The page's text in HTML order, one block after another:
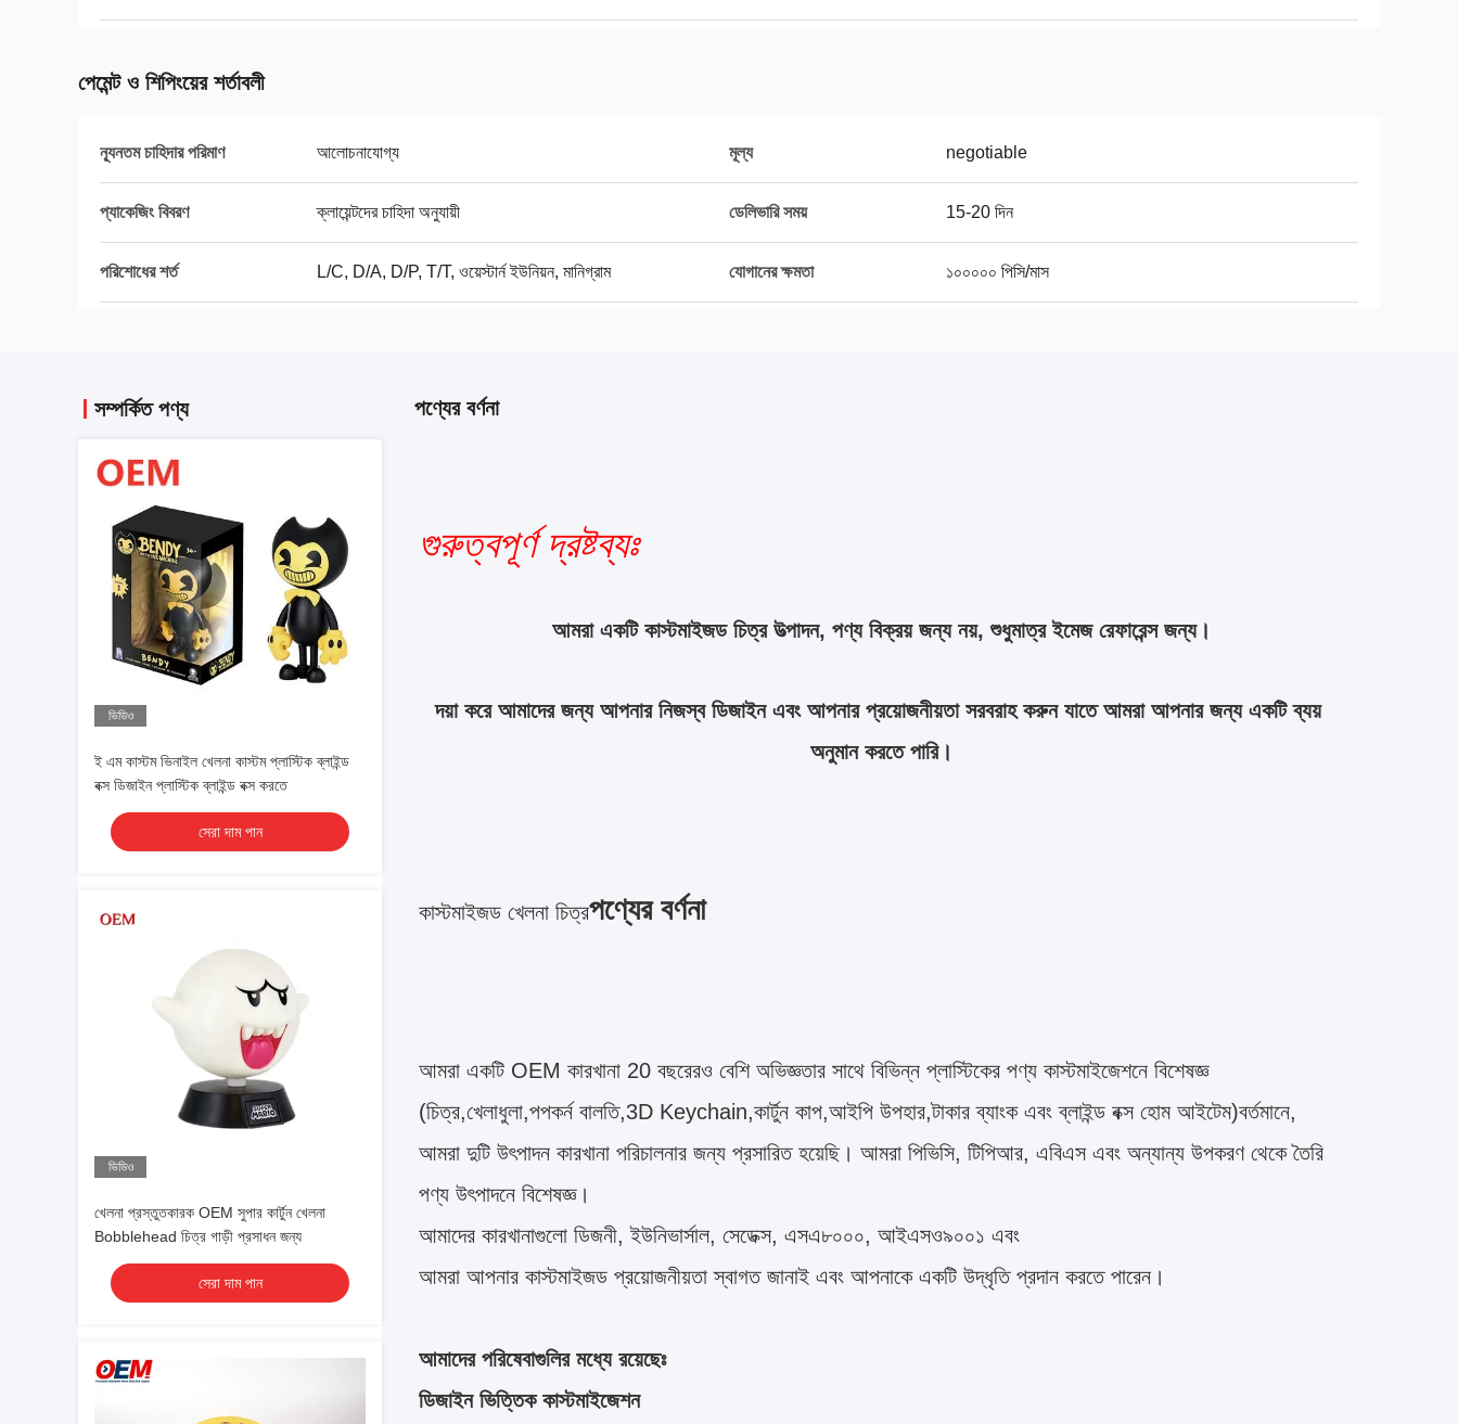
পেমেন্ট ও শিপিংয়ের শর্তাবলী
ন্যূনতম চাহিদার পরিমাণ আলোচনাযোগ্য মূল্য negotiable
প্যাকেজিং বিবরণ ক্লায়েন্টদের চাহিদা অনুযায়ী ডেলিভারি সময় 15-20 দিন
পরিশোধের শর্ত L/C, D/A, D/P, T/T, ওয়েস্টার্ন ইউনিয়ন, মানিগ্রাম যোগানের ক্ষমতা ১০০০০০ পিসি/মাস
সম্পর্কিত পণ্য
ভিডিও
ই এম কাস্টম ভিনাইল খেলনা কাস্টম প্লাস্টিক ব্লাইন্ড
বক্স ডিজাইন প্লাস্টিক ব্লাইন্ড বক্স করতে
সেরা দাম পান
ভিডিও
খেলনা প্রস্তুতকারক OEM সুপার কার্টুন খেলনা
Bobblehead চিত্র গাড়ী প্রসাধন জন্য
সেরা দাম পান
পণ্যের বর্ণনা
গুরুত্বপূর্ণ দ্রষ্টব্যঃ
আমরা একটি কাস্টমাইজড চিত্র উত্পাদন, পণ্য বিক্রয় জন্য নয়, শুধুমাত্র ইমেজ রেফারেন্স জন্য।
দয়া করে আমাদের জন্য আপনার নিজস্ব ডিজাইন এবং আপনার প্রয়োজনীয়তা সরবরাহ করুন যাতে আমরা আপনার জন্য একটি ব্যয়
অনুমান করতে পারি।
কাস্টমাইজড খেলনা চিত্রপণ্যের বর্ণনা
আমরা একটি OEM কারখানা 20 বছরেরও বেশি অভিজ্ঞতার সাথে বিভিন্ন প্লাস্টিকের পণ্য কাস্টমাইজেশনে বিশেষজ্ঞ
(চিত্র,খেলাধুলা,পপকর্ন বালতি,3D Keychain,কার্টুন কাপ,আইপি উপহার,টাকার ব্যাংক এবং ব্লাইন্ড বক্স হোম আইটেম)বর্তমানে,
আমরা দুটি উৎপাদন কারখানা পরিচালনার জন্য প্রসারিত হয়েছি। আমরা পিভিসি, টিপিআর, এবিএস এবং অন্যান্য উপকরণ থেকে তৈরি
পণ্য উৎপাদনে বিশেষজ্ঞ।
আমাদের কারখানাগুলো ডিজনী, ইউনিভার্সাল, সেডেক্স, এসএ৮০০০, আইএসও৯০০১ এবং
আমরা আপনার কাস্টমাইজড প্রয়োজনীয়তা স্বাগত জানাই এবং আপনাকে একটি উদ্ধৃতি প্রদান করতে পারেন।
আমাদের পরিষেবাগুলির মধ্যে রয়েছেঃ
ডিজাইন ভিত্তিক কাস্টমাইজেশন